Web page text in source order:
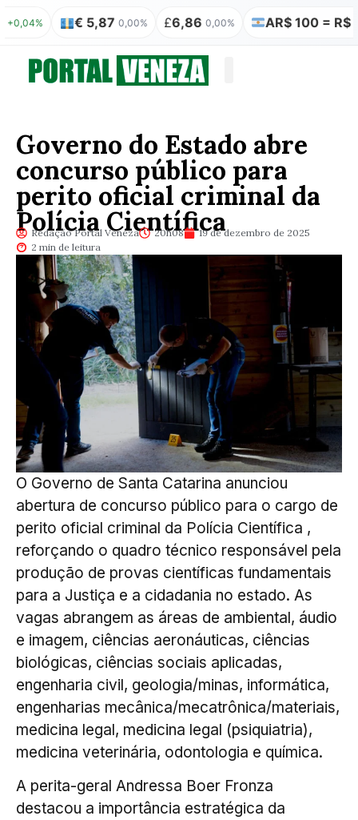
€ 5,87 0,00% £6,86 0,00% AR$ 100 = R$ 0,31
Governo do Estado abre
concurso público para
perito oficial criminal da
Polícia Científica
Redação Portal Veneza 20h08
19 de dezembro de 2025
2 min de leitura
O Governo de Santa Catarina anunciou
abertura de concurso público para o cargo de
perito oficial criminal da Polícia Científica ,
reforçando o quadro técnico responsável pela
produção de provas científicas fundamentais
para a Justiça e a cidadania no estado. As
vagas abrangem as áreas de ambiental, áudio
e imagem, ciências aeronáuticas, ciências
biológicas, ciências sociais aplicadas,
engenharia civil, geologia/minas, informática,
engenharias mecânica/mecatrônica/materiais,
medicina legal, medicina legal (psiquiatria),
medicina veterinária, odontologia e química.
A perita-geral Andressa Boer Fronza
destacou a importância estratégica da